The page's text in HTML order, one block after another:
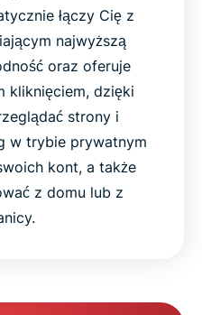
łączy Cię z
najwyższą
oraz oferuje
kliknięciem, dzięki
strony i
w trybie prywatnym
kont, a także
z domu lub z